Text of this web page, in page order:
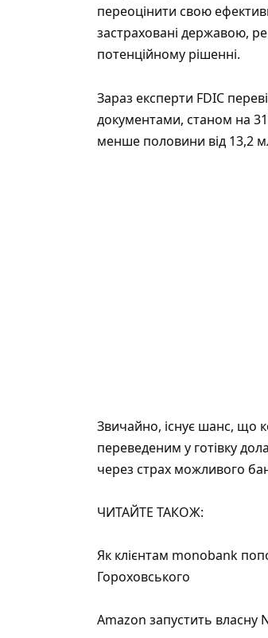
переоцінити свою
застраховані державою,
потенційному рішенні.
Зараз експерти FDIC
документами, станом на
менше половини від 13,2
Звичайно, існує шанс, що
переведеним у готівку
через страх можливого
ЧИТАЙТЕ ТАКОЖ:
Як клієнтам monobank
Гороховського
Amazon запустить власну